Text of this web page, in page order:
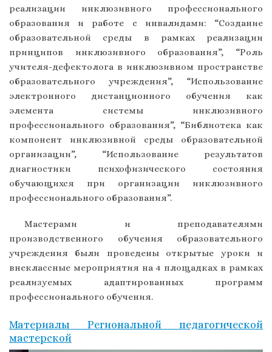
реализации инклюзивного профессионального
образования и работе с инвалидами: “Создание
образовательной среды в рамках реализации
принципов инклюзивного образования”, “Роль
учителя-дефектолога в инклюзивном пространстве
образовательного учреждения”, “Использование
электронного дистанционного обучения как
элемента системы инклюзивного
профессионального образования”, “Библиотека как
компонент инклюзивной среды образовательной
организации”, “Использование результатов
диагностики психофизического состояния
обучающихся при организации инклюзивного
профессионального образования”.
Мастерами и преподавателями
производственного обучения образовательного
учреждения были проведены открытые уроки и
внеклассные мероприятия на 4 площадках в рамках
реализуемых адаптированных программ
профессионального обучения.
Материалы Региональной педагогической
мастерской